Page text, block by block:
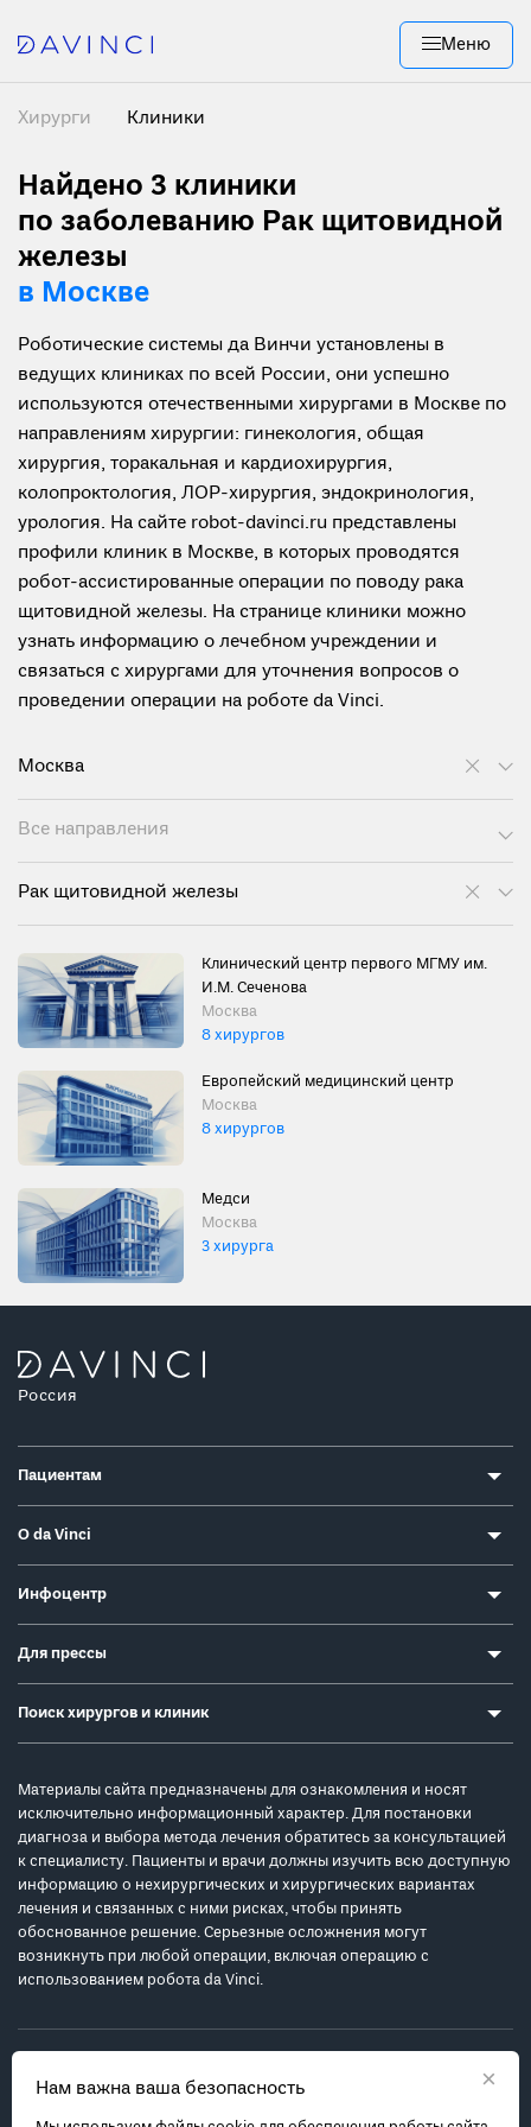
Меню
Хирурги Клиники
Найдено 3 клиники
по заболеванию Рак щитовидной
железы
в Москве
Роботические системы да Винчи установлены в
ведущих клиниках по всей России, они успешно
используются отечественными хирургами в Москве по
направлениям хирургии: гинекология, общая
хирургия, торакальная и кардиохирургия,
колопроктология, ЛОР-хирургия, эндокринология,
урология. На сайте robot-davinci.ru представлены
профили клиник в Москве, в которых проводятся
робот-ассистированные операции по поводу рака
щитовидной железы. На странице клиники можно
узнать информацию о лечебном учреждении и
связаться с хирургами для уточнения вопросов о
проведении операции на роботе da Vinci.
Москва
Все направления
Рак щитовидной железы
Клинический центр первого МГМУ им.
И.М. Сеченова
Москва
8 хирургов
Европейский медицинский центр
Москва
8 хирургов
Медси
Москва
3 хирурга
×
Нам важна ваша безопасность
Россия
Пациентам
О da Vinci
Инфоцентр
Для прессы
Поиск хирургов и клиник
Материалы сайта предназначены для ознакомления и носят
исключительно информационный характер. Для постановки
диагноза и выбора метода лечения обратитесь за консультацией
к специалисту. Пациенты и врачи должны изучить всю доступную
информацию о нехирургических и хирургических вариантах
лечения и связанных с ними рисках, чтобы принять
обоснованное решение. Серьезные осложнения могут
возникнуть при любой операции, включая операцию с
использованием робота da Vinci.